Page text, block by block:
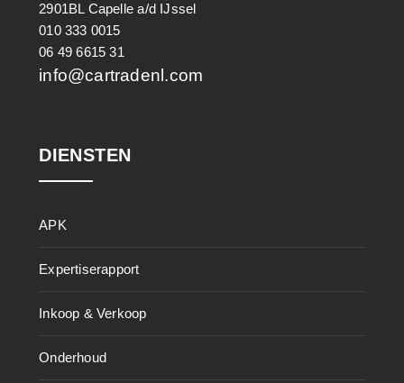
2901BL Capelle a/d IJssel
010 333 0015
06 49 6615 31
info@cartradenl.com
DIENSTEN
APK
Expertiserapport
Inkoop & Verkoop
Onderhoud